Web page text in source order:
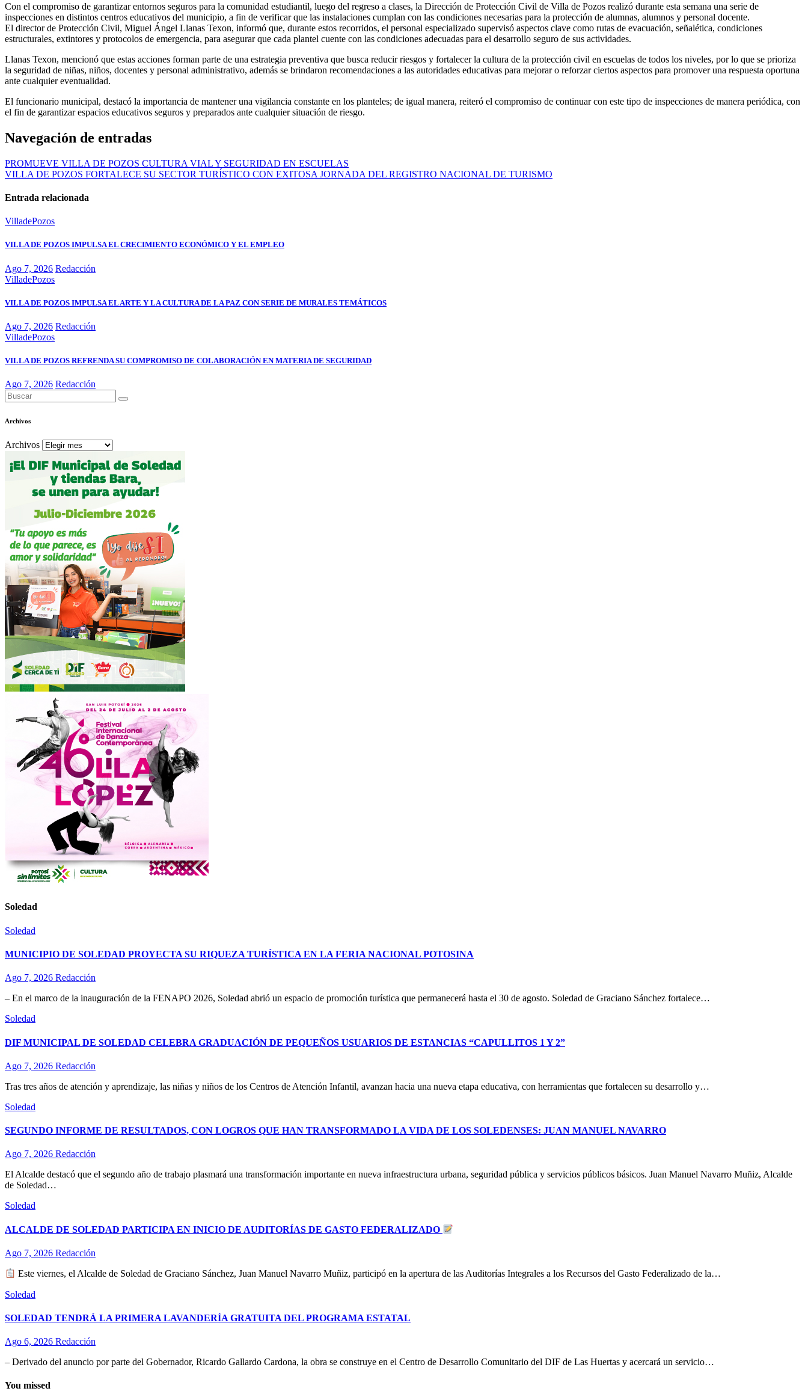
Con el compromiso de garantizar entornos seguros para la comunidad estudiantil, luego del regreso a clases, la Dirección de Protección Civil de Villa de Pozos realizó durante esta semana una serie de
inspecciones en distintos centros educativos del municipio, a fin de verificar que las instalaciones cumplan con las condiciones necesarias para la protección de alumnas, alumnos y personal docente.
El director de Protección Civil, Miguel Ángel Llanas Texon, informó que, durante estos recorridos, el personal especializado supervisó aspectos clave como rutas de evacuación, señalética, condiciones
estructurales, extintores y protocolos de emergencia, para asegurar que cada plantel cuente con las condiciones adecuadas para el desarrollo seguro de sus actividades.
Llanas Texon, mencionó que estas acciones forman parte de una estrategia preventiva que busca reducir riesgos y fortalecer la cultura de la protección civil en escuelas de todos los niveles, por lo que se prioriza
la seguridad de niñas, niños, docentes y personal administrativo, además se brindaron recomendaciones a las autoridades educativas para mejorar o reforzar ciertos aspectos para promover una respuesta oportuna
ante cualquier eventualidad.
El funcionario municipal, destacó la importancia de mantener una vigilancia constante en los planteles; de igual manera, reiteró el compromiso de continuar con este tipo de inspecciones de manera periódica, con
el fin de garantizar espacios educativos seguros y preparados ante cualquier situación de riesgo.
Navegación de entradas
PROMUEVE VILLA DE POZOS CULTURA VIAL Y SEGURIDAD EN ESCUELAS
VILLA DE POZOS FORTALECE SU SECTOR TURÍSTICO CON EXITOSA JORNADA DEL REGISTRO NACIONAL DE TURISMO
Entrada relacionada
VilladePozos
VILLA DE POZOS IMPULSA EL CRECIMIENTO ECONÓMICO Y EL EMPLEO
Ago 7, 2026 Redacción
VilladePozos
VILLA DE POZOS IMPULSA EL ARTE Y LA CULTURA DE LA PAZ CON SERIE DE MURALES TEMÁTICOS
Ago 7, 2026 Redacción
VilladePozos
VILLA DE POZOS REFRENDA SU COMPROMISO DE COLABORACIÓN EN MATERIA DE SEGURIDAD
Ago 7, 2026 Redacción
Archivos
Archivos
Soledad
Soledad
MUNICIPIO DE SOLEDAD PROYECTA SU RIQUEZA TURÍSTICA EN LA FERIA NACIONAL POTOSINA
Ago 7, 2026 Redacción
– En el marco de la inauguración de la FENAPO 2026, Soledad abrió un espacio de promoción turística que permanecerá hasta el 30 de agosto. Soledad de Graciano Sánchez fortalece…
Soledad
DIF MUNICIPAL DE SOLEDAD CELEBRA GRADUACIÓN DE PEQUEÑOS USUARIOS DE ESTANCIAS “CAPULLITOS 1 Y 2”
Ago 7, 2026 Redacción
Tras tres años de atención y aprendizaje, las niñas y niños de los Centros de Atención Infantil, avanzan hacia una nueva etapa educativa, con herramientas que fortalecen su desarrollo y…
Soledad
SEGUNDO INFORME DE RESULTADOS, CON LOGROS QUE HAN TRANSFORMADO LA VIDA DE LOS SOLEDENSES: JUAN MANUEL NAVARRO
Ago 7, 2026 Redacción
El Alcalde destacó que el segundo año de trabajo plasmará una transformación importante en nueva infraestructura urbana, seguridad pública y servicios públicos básicos. Juan Manuel Navarro Muñiz, Alcalde
de Soledad…
Soledad
ALCALDE DE SOLEDAD PARTICIPA EN INICIO DE AUDITORÍAS DE GASTO FEDERALIZADO
Ago 7, 2026 Redacción
Este viernes, el Alcalde de Soledad de Graciano Sánchez, Juan Manuel Navarro Muñiz, participó en la apertura de las Auditorías Integrales a los Recursos del Gasto Federalizado de la…
Soledad
SOLEDAD TENDRÁ LA PRIMERA LAVANDERÍA GRATUITA DEL PROGRAMA ESTATAL
Ago 6, 2026 Redacción
– Derivado del anuncio por parte del Gobernador, Ricardo Gallardo Cardona, la obra se construye en el Centro de Desarrollo Comunitario del DIF de Las Huertas y acercará un servicio…
You missed